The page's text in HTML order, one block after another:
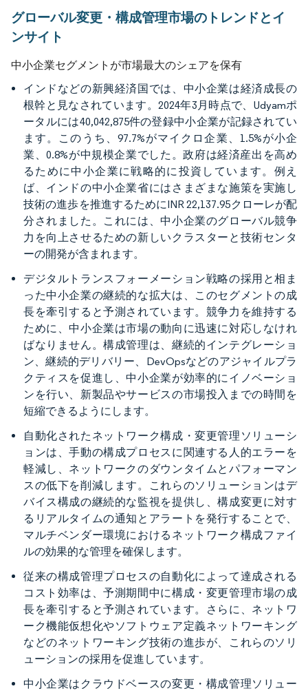
グローバル変更・構成管理市場のトレンドとイ
ンサイト
中小企業セグメントが市場最大のシェアを保有
インドなどの新興経済国では、中小企業は経済成長の
根幹と見なされています。2024年3月時点で、Udyamポ
ータルには40,042,875件の登録中小企業が記録されてい
ます。このうち、97.7%がマイクロ企業、1.5%が小企
業、0.8%が中規模企業でした。政府は経済産出を高め
るために中小企業に戦略的に投資しています。例え
ば、インドの中小企業省にはさまざまな施策を実施し
技術の進歩を推進するためにINR 22,137.95クローレが配
分されました。これには、中小企業のグローバル競争
力を向上させるための新しいクラスターと技術センタ
ーの開発が含まれます。
デジタルトランスフォーメーション戦略の採用と相ま
った中小企業の継続的な拡大は、このセグメントの成
長を牽引すると予測されています。競争力を維持する
ために、中小企業は市場の動向に迅速に対応しなけれ
ばなりません。構成管理は、継続的インテグレーショ
ン、継続的デリバリー、DevOpsなどのアジャイルプラ
クティスを促進し、中小企業が効率的にイノベーショ
ンを行い、新製品やサービスの市場投入までの時間を
短縮できるようにします。
自動化されたネットワーク構成・変更管理ソリューシ
ョンは、手動の構成プロセスに関連する人的エラーを
軽減し、ネットワークのダウンタイムとパフォーマン
スの低下を削減します。これらのソリューションはデ
バイス構成の継続的な監視を提供し、構成変更に対す
るリアルタイムの通知とアラートを発行することで、
マルチベンダー環境におけるネットワーク構成ファイ
ルの効果的な管理を確保します。
従来の構成管理プロセスの自動化によって達成される
コスト効率は、予測期間中に構成・変更管理市場の成
長を牽引すると予測されています。さらに、ネットワ
ーク機能仮想化やソフトウェア定義ネットワーキング
などのネットワーキング技術の進歩が、これらのソリ
ューションの採用を促進しています。
中小企業はクラウドベースの変更・構成管理ソリュー